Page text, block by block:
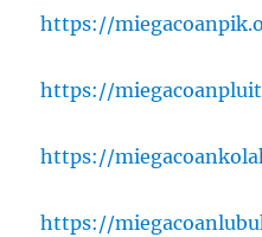
https://
https://
https://
https://